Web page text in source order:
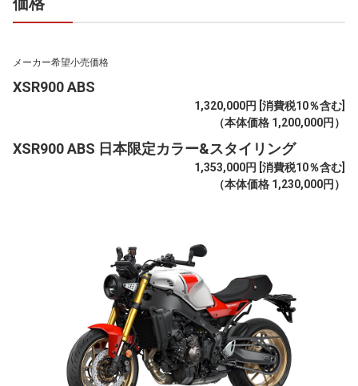
メーカー希望小売価格
XSR900 ABS
1,320,000円 [消費税10％含む]
（本体価格 1,200,000円）
XSR900 ABS 日本限定カラー&スタイリング
1,353,000円 [消費税10％含む]
（本体価格 1,230,000円）